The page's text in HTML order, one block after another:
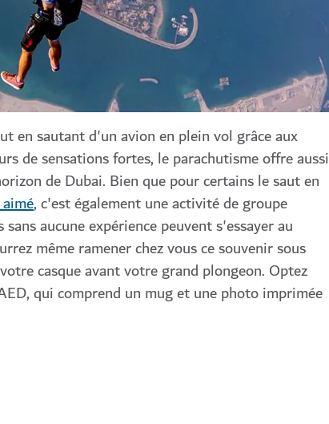
en sautant d'un avion en plein vol grâce aux
de sensations fortes, le parachutisme offre aussi
de Dubai. Bien que pour certains le saut en
, c'est également une activité de groupe
aucune expérience peuvent s'essayer au
même ramener chez vous ce souvenir sous
casque avant votre grand plongeon. Optez
qui comprend un mug et une photo imprimée